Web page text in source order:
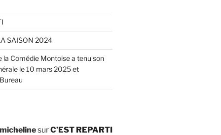
SAISON 2024
la Comédie Montoise a tenu son
le 10 mars 2025 et
surC’EST REPARTI